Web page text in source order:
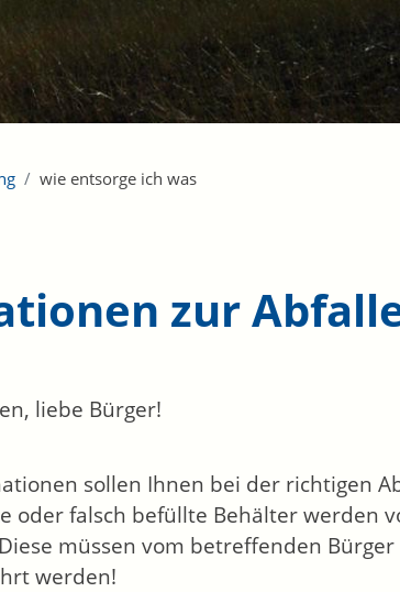
wie entsorge ich was
zur
liebe Bürger!
sollen Ihnen bei der richtigen
oder falsch befüllte Behälter werden
müssen vom betreffenden
werden!